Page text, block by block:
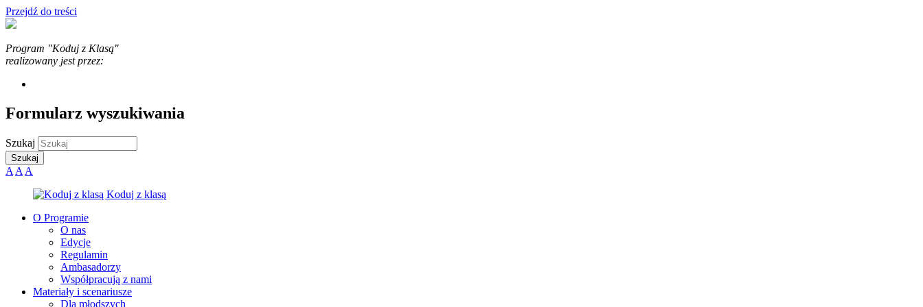
Przejdź do treści
Program "Koduj z Klasą"
realizowany jest przez:
Formularz wyszukiwania
Szukaj
A A A
O Programie
O nas
Edycje
Regulamin
Ambasadorzy
Współpracują z nami
Materiały i scenariusze
Dla młodszych